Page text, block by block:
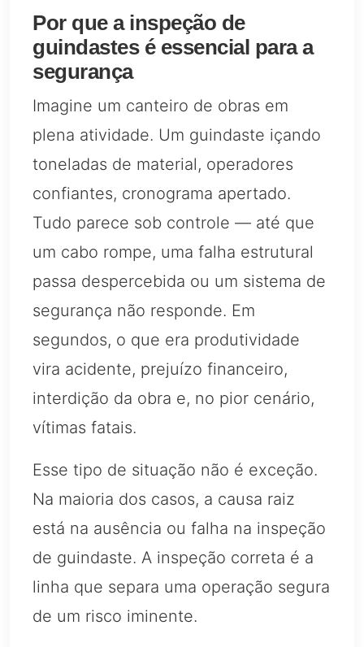
Por que a inspeção de
guindastes é essencial para a
segurança
Imagine um canteiro de obras em
plena atividade. Um guindaste içando
toneladas de material, operadores
confiantes, cronograma apertado.
Tudo parece sob controle — até que
um cabo rompe, uma falha estrutural
passa despercebida ou um sistema de
segurança não responde. Em
segundos, o que era produtividade
vira acidente, prejuízo financeiro,
interdição da obra e, no pior cenário,
vítimas fatais.
Esse tipo de situação não é exceção.
Na maioria dos casos, a causa raiz
está na ausência ou falha na inspeção
de guindaste. A inspeção correta é a
linha que separa uma operação segura
de um risco iminente.